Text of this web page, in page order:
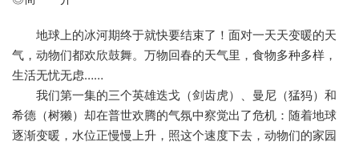
地球上的冰河期终于就快要结束了！面对一天天变暖的天
气，动物们都欢欣鼓舞。万物回春的天气里，食物多种多样，
生活无忧无虑……
我们第一集的三个英雄迭戈（剑齿虎）、曼尼（猛犸）和
希德（树獭）却在普世欢腾的气氛中察觉出了危机：随着地球
逐渐变暖，水位正慢慢上升，照这个速度下去，动物们的家园